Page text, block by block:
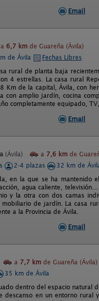
Email
a 6,7 km de Guareña (Ávila)
de Ávila
Fechas Libres
rural de planta baja
4 estrellas. La casa rural
Km de la capital, Ávila, con
con amplio jardín, cocina
completamente equipado,
Email
(Ávila) a 7,6 km de
2-4 plazas
32 km de
en la que se ha mantenido
agua caliente,
y la otra con dos camas
de jardín. La casa
a la Provincia de Ávila.
Email
a 7,7 km de Guareña (Ávila)
35 km de Ávila
dentro del espacio natural
en un entorno rural